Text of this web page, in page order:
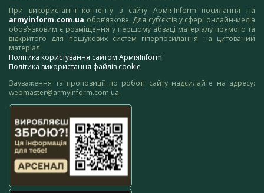
При використанні контенту з сайту АрміяInform посилання на
armyinform.com.ua обов’язкове. Для суб’єктів у сфері онлайн-медіа
обов’язковим є розміщення у першому абзаці матеріалу прямого та
відкритого для пошукових систем гіперпосилання на цитований
матеріал.
Політика користування сайтом АрміяInform
Політика використання файлів cookie
Зауваження та пропозиції по роботі сайту надсилайте на адресу:
webmaster@armyinform.com.ua